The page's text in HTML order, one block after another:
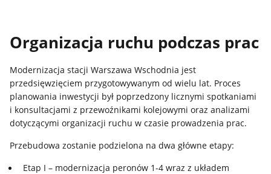
Organizacja ruchu podczas prac
Modernizacja stacji Warszawa Wschodnia jest
przedsięwzięciem przygotowywanym od wielu lat. Proces
planowania inwestycji był poprzedzony licznymi spotkaniami
i konsultacjami z przewoźnikami kolejowymi oraz analizami
dotyczącymi organizacji ruchu w czasie prowadzenia prac.
Przebudowa zostanie podzielona na dwa główne etapy:
Etap I – modernizacja peronów 1-4 wraz z układem